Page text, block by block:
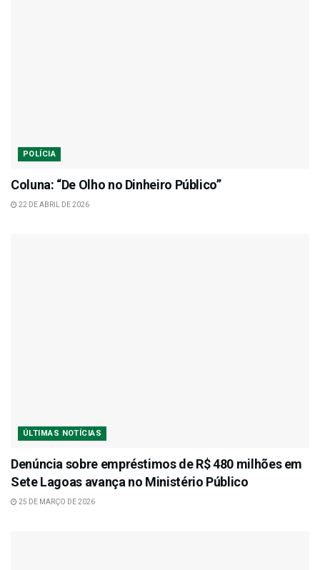
POLÍCIA
Coluna: “De Olho no Dinheiro Público”
22 DE ABRIL DE 2026
ÚLTIMAS NOTÍCIAS
Denúncia sobre empréstimos de R$ 480 milhões em
Sete Lagoas avança no Ministério Público
25 DE MARÇO DE 2026